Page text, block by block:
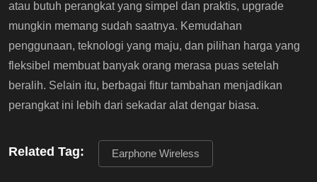
atau butuh perangkat yang simpel dan praktis, upgrade
mungkin memang sudah saatnya. Kemudahan
penggunaan, teknologi yang maju, dan pilihan harga yang
fleksibel membuat banyak orang merasa puas setelah
beralih. Selain itu, berbagai fitur tambahan menjadikan
perangkat ini lebih dari sekadar alat dengar biasa.
Related Tag: Earphone Wireless